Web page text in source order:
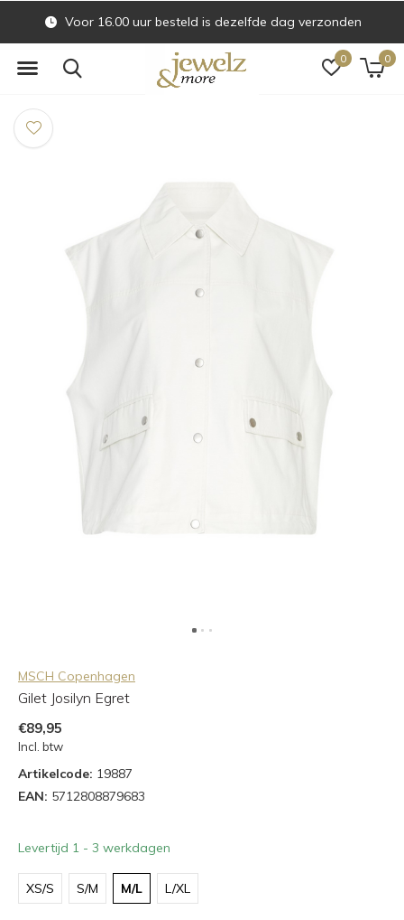
0 0
Voor 16.00 uur besteld is dezelfde dag verzonden
MSCH Copenhagen
Gilet Josilyn Egret
€89,95
Incl. btw
Artikelcode: 19887
EAN: 5712808879683
Levertijd 1 - 3 werkdagen
XS/S S/M M/L L/XL